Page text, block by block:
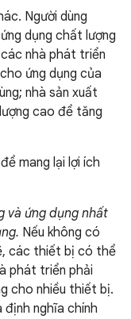
Người dùng
dụng chất lượng
nhà phát triển
ứng dụng của
nhà sản xuất
cao để tăng
mang lại lợi ích
và ứng dụng nhất
Nếu không có
các thiết bị có thể
phát triển phải
cho nhiều thiết bị.
nghĩa chính